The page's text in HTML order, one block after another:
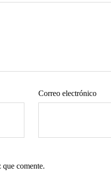
Correo electrónico
comente.